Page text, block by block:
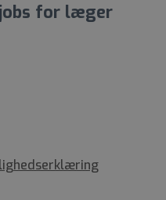
for læger